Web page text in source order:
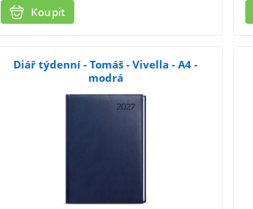
Koupit
Diář týdenní - Tomáš - Vivella - A4 -
modrá